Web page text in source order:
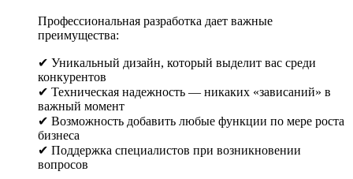
Да, поддержка включает обновления CMS, резервное
копирование, мониторинг производительности и
Можно ли заказать сайт с нуля?
Да, команда создаёт проект с уникальным дизайном,
полностью учитывая потребности бизнеса и целевую
аудиторию.
Заключение
Профессиональная разработка дает важные
преимущества:
✔ Уникальный дизайн, который выделит вас среди
конкурентов
✔ Техническая надежность — никаких «зависаний» в
важный момент
✔ Возможность добавить любые функции по мере роста
бизнеса
✔ Поддержка специалистов при возникновении
вопросов